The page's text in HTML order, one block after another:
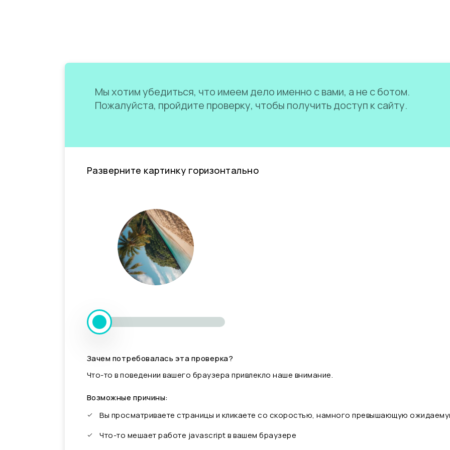
Мы хотим убедиться, что имеем дело именно с вами, а не с ботом.
Пожалуйста, пройдите проверку, чтобы получить доступ к сайту.
Разверните картинку горизонтально
Зачем потребовалась эта проверка?
Что-то в поведении вашего браузера привлекло наше внимание.
Возможные причины:
Вы просматриваете страницы и кликаете со скоростью, намного превышающую
Что-то мешает работе javascript в вашем браузере